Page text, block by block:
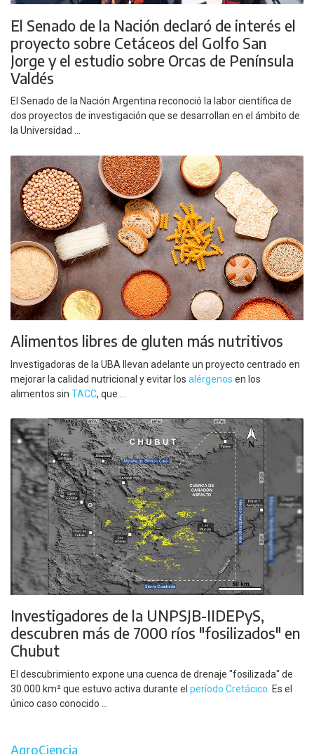
El Senado de la Nación declaró de interés el
proyecto sobre Cetáceos del Golfo San
Jorge y el estudio sobre Orcas de Península
Valdés
El Senado de la Nación Argentina reconoció la labor científica de
dos proyectos de investigación que se desarrollan en el ámbito de
la Universidad ...
Alimentos libres de gluten más nutritivos
Investigadoras de la UBA llevan adelante un proyecto centrado en
mejorar la calidad nutricional y evitar los alérgenos en los
alimentos sin TACC, que ...
Investigadores de la UNPSJB-IIDEPyS,
descubren más de 7000 ríos "fosilizados" en
Chubut
El descubrimiento expone una cuenca de drenaje "fosilizada" de
30.000 km² que estuvo activa durante el período Cretácico . Es el
único caso conocido ...
AgroCiencia